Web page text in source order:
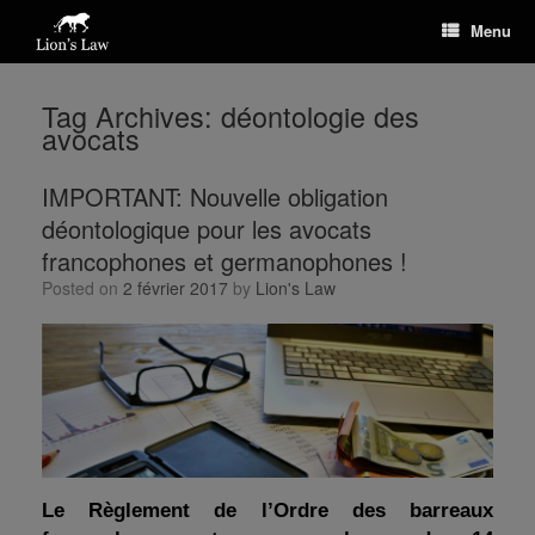
Menu
Tag Archives: déontologie des
avocats
IMPORTANT: Nouvelle obligation
déontologique pour les avocats
francophones et germanophones !
Posted on 2 février 2017 by Lion's Law
Le Règlement de l’Ordre des barreaux